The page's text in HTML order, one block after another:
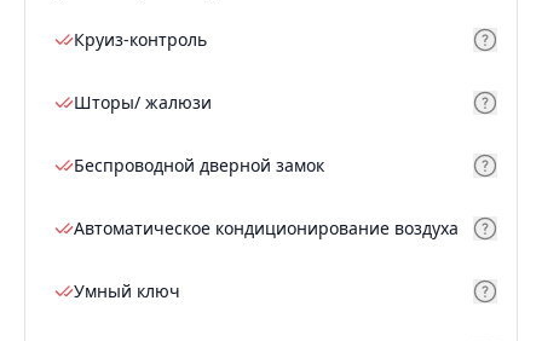
Круиз-контроль
Шторы/ жалюзи
Беспроводной дверной замок
Автоматическое кондиционирование воздуха
Умный ключ